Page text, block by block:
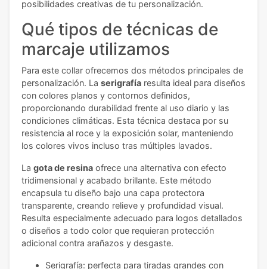
posibilidades creativas de tu personalización.
Qué tipos de técnicas de
marcaje utilizamos
Para este collar ofrecemos dos métodos principales de
personalización. La serigrafía resulta ideal para diseños
con colores planos y contornos definidos,
proporcionando durabilidad frente al uso diario y las
condiciones climáticas. Esta técnica destaca por su
resistencia al roce y la exposición solar, manteniendo
los colores vivos incluso tras múltiples lavados.
La gota de resina ofrece una alternativa con efecto
tridimensional y acabado brillante. Este método
encapsula tu diseño bajo una capa protectora
transparente, creando relieve y profundidad visual.
Resulta especialmente adecuado para logos detallados
o diseños a todo color que requieran protección
adicional contra arañazos y desgaste.
Serigrafía: perfecta para tiradas grandes con